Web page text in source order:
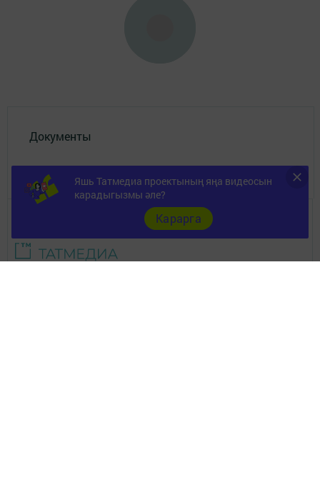
Документы
Төрле темалар
Яшь Татмедиа проектының яңа видеосын
карадыгызмы әле?
Карарга